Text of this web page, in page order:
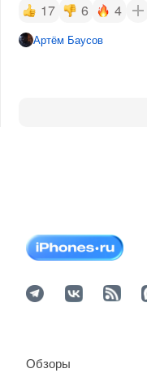
17 6 4
Артём Баусов
Обзоры